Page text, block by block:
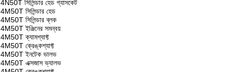
4N50T সিলিন্ডার হেড গ্যাসকেট
4M50T সিলিন্ডার হেড
4M50T সিলিন্ডার ব্লক
4M50T ইঞ্জিনের সমন্বয়
4M50T ক্যামশ্যাফ্ট
4M50T ক্রেঙ্কশ্যাফ্ট
4M50T ইনটেক ভালভ
4M50T এক্সজাস ভ্যালভ